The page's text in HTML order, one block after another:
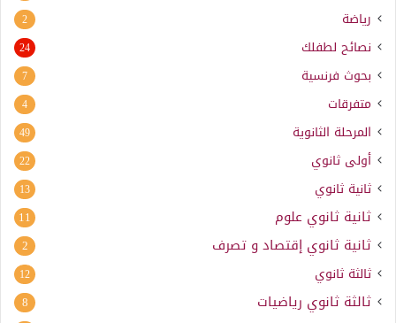
رياضة 2
نصائح لطفلك 24
بحوث فرنسية 7
متفرقات 4
المرحلة الثانوية 49
أولى ثانوي 22
ثانية ثانوي 13
ثانية ثانوي علوم 11
ثانية ثانوي إقتصاد و تصرف 2
ثالثة ثانوي 12
ثالثة ثانوي رياضيات 8